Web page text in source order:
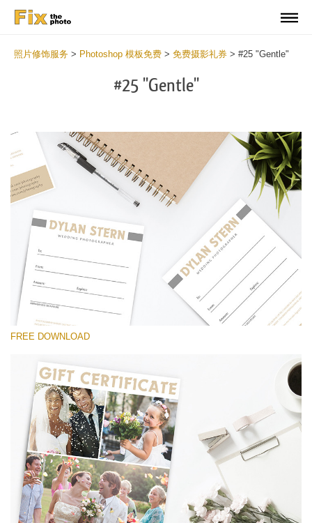
照片修饰服务 > Photoshop 模板免费 > 免费摄影礼券 > #25 "Gentle"
#25 "Gentle"
请选择
Free Template #25
Senior Price List
免费下载
$v
in
to
on
/
on
line
FREE DOWNLOAD